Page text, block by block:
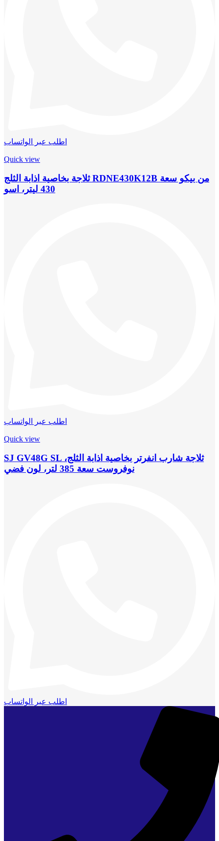
اطلب عبر الواتساب
Quick view
ثلاجة بخاصية اذابة الثلج RDNE430K12B من بيكو سعة
430 ليتر، اسو
اطلب عبر الواتساب
Quick view
SJ GV48G SL ،ثلاجة شارب انفرتر بخاصية اذابة الثلج
نوفروست سعة 385 لتر، لون فضي
اطلب عبر الواتساب